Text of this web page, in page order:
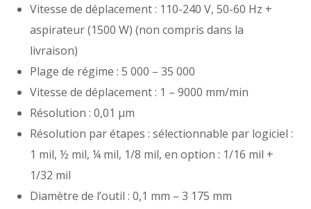
Vitesse de déplacement : 110-240 V, 50-60 Hz +
aspirateur (1500 W) (non compris dans la
livraison)
Plage de régime : 5 000 – 35 000
Vitesse de déplacement : 1 – 9000 mm/min
Résolution : 0,01 µm
Résolution par étapes : sélectionnable par logiciel :
1 mil, ½ mil, ¼ mil, 1/8 mil, en option : 1/16 mil +
1/32 mil
Diamètre de l’outil : 0,1 mm – 3 175 mm